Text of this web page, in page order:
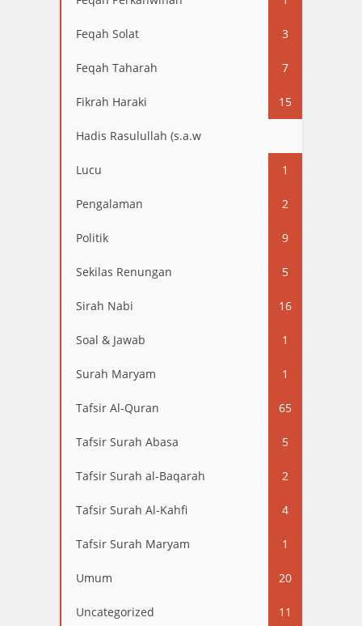
Feqah Solat 3
Feqah Taharah 7
Fikrah Haraki 15
Hadis Rasulullah (s.a.w
Lucu 1
Pengalaman 2
Politik 9
Sekilas Renungan 5
Sirah Nabi 16
Soal & Jawab 1
Surah Maryam 1
Tafsir Al-Quran 65
Tafsir Surah Abasa 5
Tafsir Surah al-Baqarah 2
Tafsir Surah Al-Kahfi 4
Tafsir Surah Maryam 1
Umum 20
Uncategorized 11